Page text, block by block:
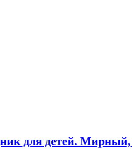
для детей. Мирный,